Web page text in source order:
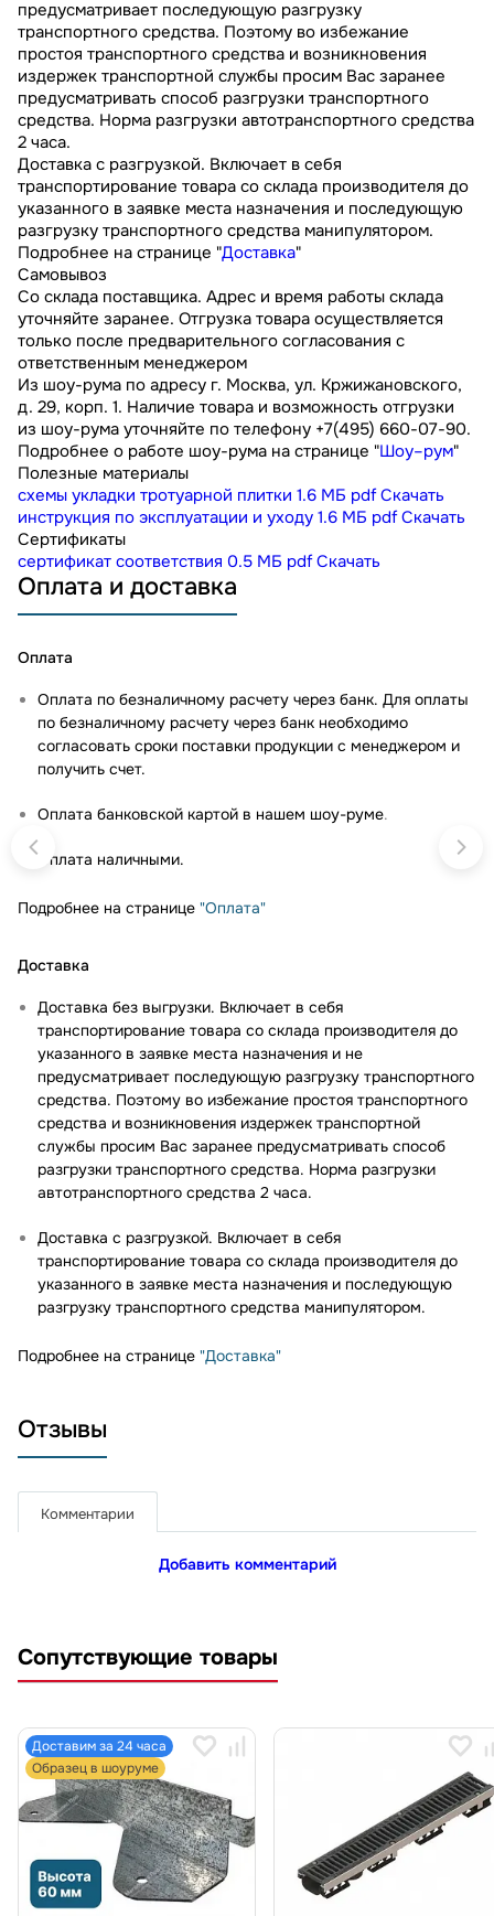
предусматривает последующую разгрузку
транспортного средства. Поэтому во избежание
простоя транспортного средства и возникновения
издержек транспортной службы просим Вас заранее
предусматривать способ разгрузки транспортного
средства. Норма разгрузки автотранспортного средства
2 часа.
Доставка с разгрузкой. Включает в себя
транспортирование товара со склада производителя до
указанного в заявке места назначения и последующую
разгрузку транспортного средства манипулятором.
Подробнее на странице "Доставка"
Самовывоз
Со склада поставщика. Адрес и время работы склада
уточняйте заранее. Отгрузка товара осуществляется
только после предварительного согласования с
ответственным менеджером
Из шоу-рума по адресу г. Москва, ул. Кржижановского,
д. 29, корп. 1. Наличие товара и возможность отгрузки
из шоу-рума уточняйте по телефону +7(495) 660-07-90.
Подробнее о работе шоу-рума на странице "Шоу–рум"
Полезные материалы
схемы укладки тротуарной плитки 1.6 МБ pdf Скачать
инструкция по эксплуатации и уходу 1.6 МБ pdf Скачать
Сертификаты
сертификат соответствия 0.5 МБ pdf Скачать
Оплата и доставка
Оплата
Оплата по безналичному расчету через банк. Для оплаты
по безналичному расчету через банк необходимо
согласовать сроки поставки продукции с менеджером и
получить счет.
Оплата банковской картой в нашем шоу-руме.
Оплата наличными.
Подробнее на странице "Оплата"
Доставка
Доставка без выгрузки. Включает в себя
транспортирование товара со склада производителя до
указанного в заявке места назначения и не
предусматривает последующую разгрузку транспортного
средства. Поэтому во избежание простоя транспортного
средства и возникновения издержек транспортной
службы просим Вас заранее предусматривать способ
разгрузки транспортного средства. Норма разгрузки
автотранспортного средства 2 часа.
Доставка с разгрузкой. Включает в себя
транспортирование товара со склада производителя до
указанного в заявке места назначения и последующую
разгрузку транспортного средства манипулятором.
Подробнее на странице "Доставка"
Отзывы
Комментарии
Добавить комментарий
Сопутствующие товары
Доставим за 24 часа
Образец в шоуруме